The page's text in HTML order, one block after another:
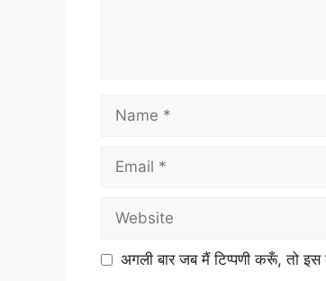
अगली बार जब मैं टिप्पणी करूँ, तो